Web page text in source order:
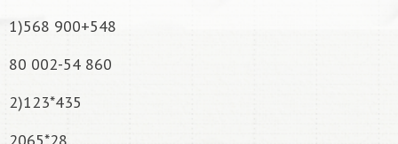
1)568 900+548
80 002-54 860
2)123*435